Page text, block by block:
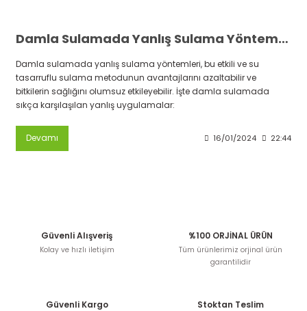
Damla Sulamada Yanlış Sulama Yöntemleri
Damla sulamada yanlış sulama yöntemleri, bu etkili ve su
tasarruflu sulama metodunun avantajlarını azaltabilir ve
bitkilerin sağlığını olumsuz etkileyebilir. İşte damla sulamada
sıkça karşılaşılan yanlış uygulamalar:
Devamı 16/01/2024 22:44
Güvenli Alışveriş
Kolay ve hızlı iletişim
%100 ORJİNAL ÜRÜN
Tüm ürünlerimiz orjinal ürün
garantilidir
Güvenli Kargo Stoktan Teslim